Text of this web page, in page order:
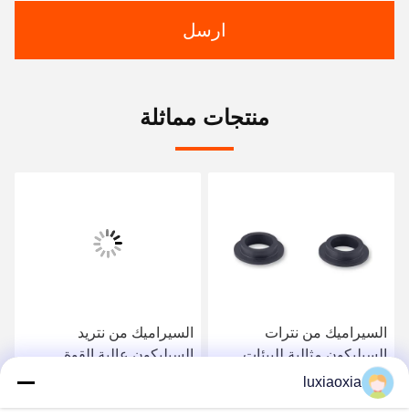
ارسل
منتجات مماثلة
السيراميك من نترات
السيليكون مثالية للبيئات
القاسية والصناعات المطالبة
السيراميك من نتريد
السيليكون عالية القوة
luxiaoxia